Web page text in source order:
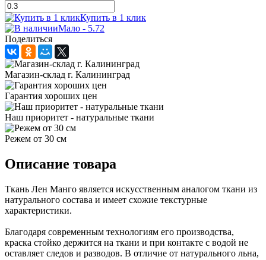
Купить в 1 клик
Мало - 5.72
Поделиться
Магазин-склад г. Калининград
Гарантия хороших цен
Наш приоритет - натуральные ткани
Режем от 30 см
Описание товара
Ткань Лен Манго является искусственным аналогом ткани из
натурального состава и имеет схожие текстурные
характеристики.
Благодаря современным технологиям его производства,
краска стойко держится на ткани и при контакте с водой не
оставляет следов и разводов. В отличие от натурального льна,